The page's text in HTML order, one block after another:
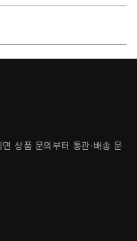
상품 문의부터 통관·배송 문